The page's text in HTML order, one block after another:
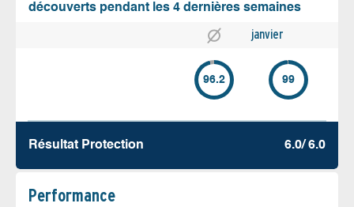
découverts pendant les 4 dernières semaines
janvier
96.2 99
Résultat Protection 6.0/ 6.0
Performance